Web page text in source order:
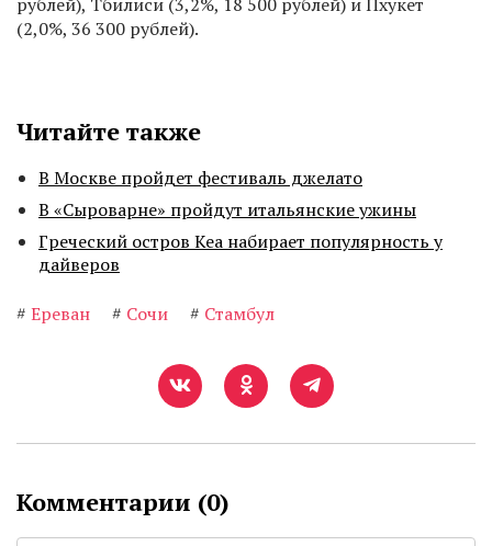
(2,0%, 36 300 рублей).
Читайте также
В Москве пройдет фестиваль джелато
В «Сыроварне» пройдут итальянские ужины
Греческий остров Кеа набирает популярность у
дайверов
# Ереван # Сочи # Стамбул
Комментарии (0)